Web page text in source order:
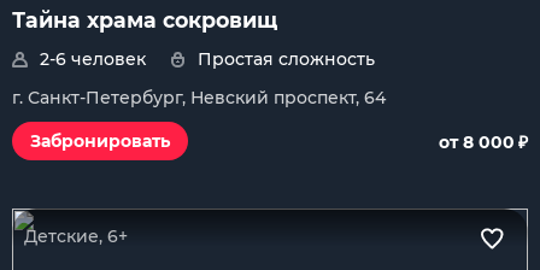
Тайна храма сокровищ
2-6 человек
Простая сложность
г. Санкт-Петербург, Невский проспект, 64
Забронировать
от 8 000 ₽
Детские, 6+